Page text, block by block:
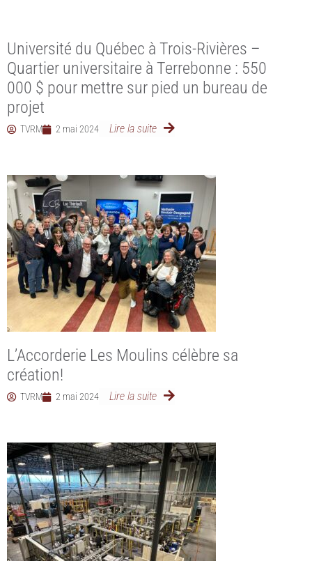
Université du Québec à Trois-Rivières –
Quartier universitaire à Terrebonne : 550
000 $ pour mettre sur pied un bureau de
projet
TVRM 2 mai 2024 Lire la suite
L’Accorderie Les Moulins célèbre sa
création!
TVRM 2 mai 2024 Lire la suite